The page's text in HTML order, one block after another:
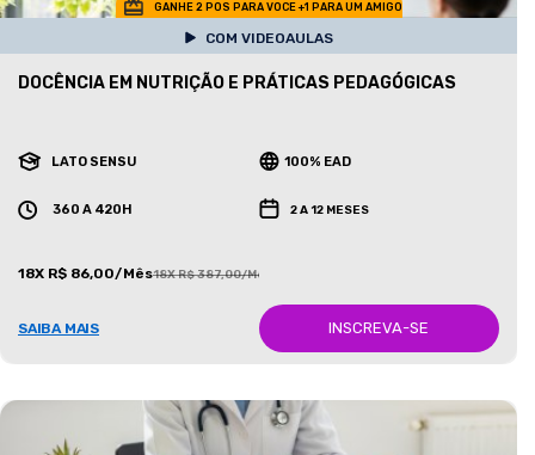
GANHE 2 POS PARA VOCE +1 PARA UM AMIGO
COM VIDEOAULAS
DOCÊNCIA EM NUTRIÇÃO E PRÁTICAS PEDAGÓGICAS
LATO SENSU 100% EAD
360 A 420H 2 A 12 MESES
18X R$ 86,00/Mês18X R$ 387,00/Mês
SAIBA MAIS INSCREVA-SE